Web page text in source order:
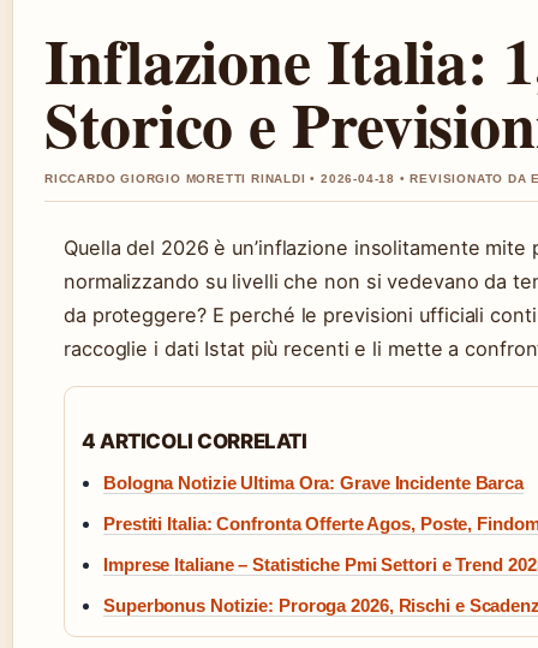
Inflazione Italia:
Storico e
RICCARDO GIORGIO MORETTI RINALDI • 2026-04-18 • REVISIONATO DA
Quella del 2026 è un’inflazione insolitamente
normalizzando su livelli che non si vedevano da
da proteggere? E perché le previsioni ufficiali
raccoglie i dati Istat più recenti e li mette a
4 ARTICOLI CORRELATI
Bologna Notizie Ultima Ora: Grave Incidente Barca
Prestiti Italia: Confronta Offerte Agos, Poste,
Imprese Italiane – Statistiche Pmi Settori e Trend
Superbonus Notizie: Proroga 2026, Rischi e